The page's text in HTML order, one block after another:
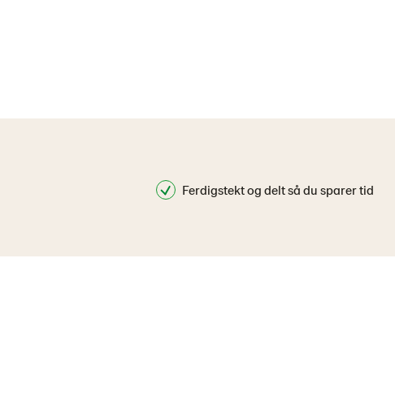
Ferdigstekt og delt så du sparer tid